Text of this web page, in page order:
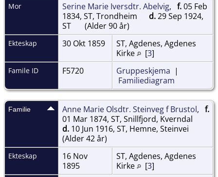
Mor Serine Marie Iversdtr. Abelvig, f.05 Feb
1834, ST, Trondheim
d.29 Sep 1924,
ST
(Alder 90 år)
Ekteskap 30 Okt 1859
ST, Agdenes, Agdenes
Kirke
[3]
Famile ID F5720 Gruppeskjema |
Familiediagram
Familie Anne Marie Olsdtr. Steinveg f Brustol, f.
01 Mar 1874, ST, Snillfjord, Kverndal
d. 10 Jun 1916, ST, Hemne, Steinvei
(Alder 42 år)
Ekteskap
16 Nov
1895
ST, Agdenes, Agdenes
Kirke
[3]